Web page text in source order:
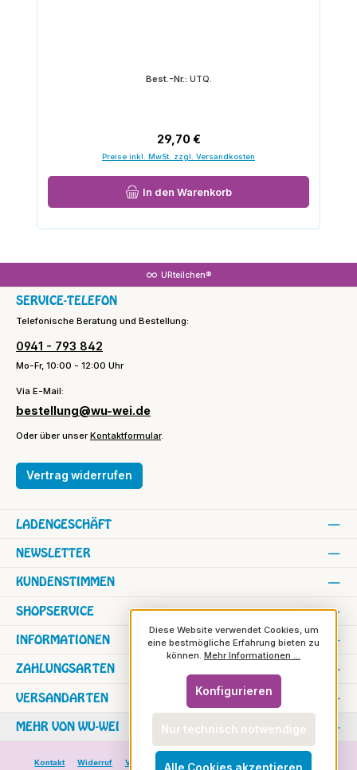
Best.-Nr.: UTQ.
Regulärer Preis:
29,70 €
Preise inkl. MwSt. zzgl. Versandkosten
In den Warenkorb
URteilchen®
SERVICE-TELEFON
Telefonische Beratung und Bestellung:
0941 - 793 842
Mo-Fr, 10:00 - 12:00 Uhr
Via E-Mail:
bestellung@wu-wei.de
Oder über unserKontaktformular.
Vertrag widerrufen
SHOPSERVICE
INFORMATIONEN
NEWSLETTER
KUNDENSTIMMEN
LADENGESCHÄFT
ZAHLUNGSARTEN
VERSANDARTEN
MEHR VON WU-WEI
Kontakt Widerruf Versand und Zahlung
Versand in die Schweiz
Diese Website verwendet Cookies, um
eine bestmögliche Erfahrung bieten zu
können. Mehr Informationen ...
Nur technisch notwendige
Konfigurieren
Alle Cookies akzeptieren